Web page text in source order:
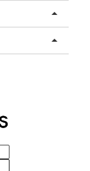
arrow_drop_up
arrow_drop_up